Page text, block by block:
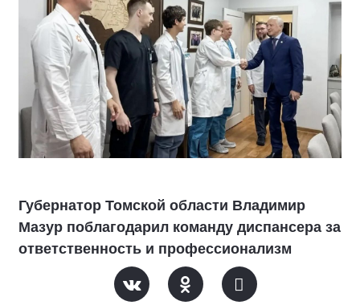
Губернатор Томской области Владимир
Мазур поблагодарил команду диспансера за
ответственность и профессионализм